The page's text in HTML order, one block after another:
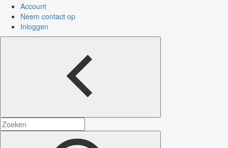
Account
Neem contact op
Inloggen